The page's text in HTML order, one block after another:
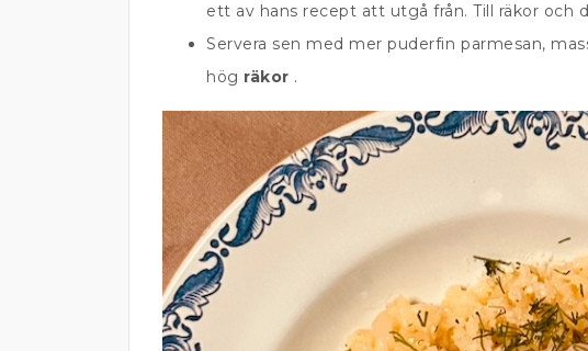
ett av hans recept att utgå från. Till räkor och
Servera sen med mer puderfin parmesan,
hög räkor .